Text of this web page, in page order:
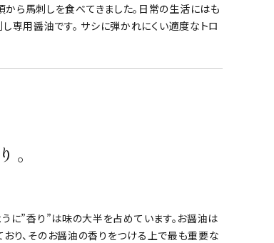
ら馬刺しを食べてきました。日常の生活にはも
専用醤油です。 サシに弾かれにくい適度なトロ
。
に”香り”は味の大半を占めています。お醤油は
り、そのお醤油の香りをつける上で最も重要な